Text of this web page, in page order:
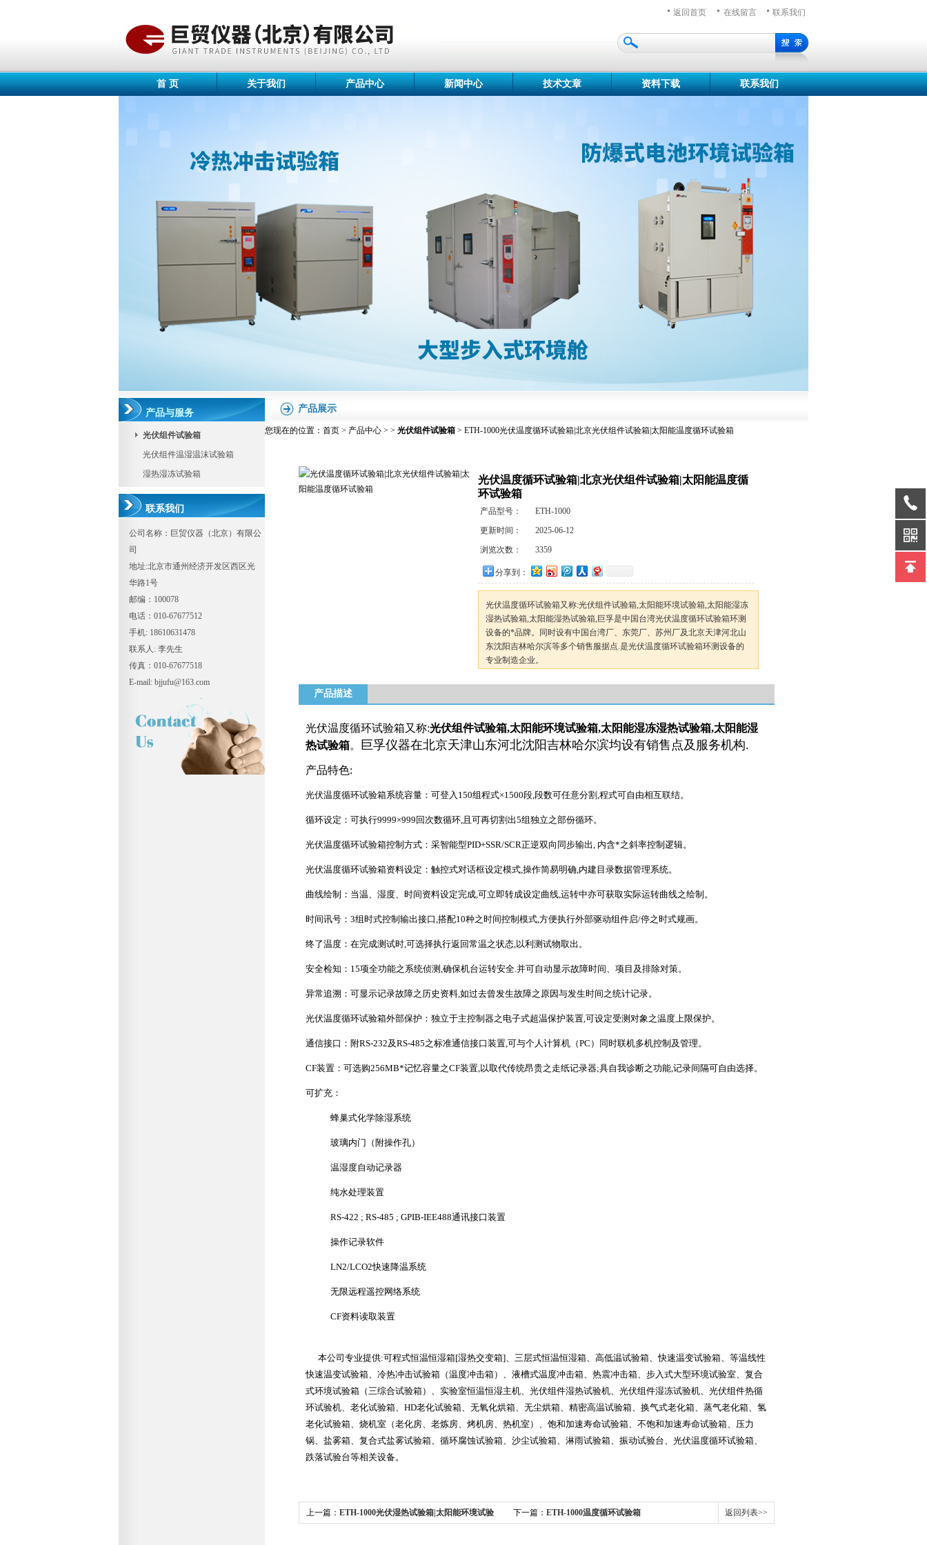
返回首页 在线留言 联系我们
首 页 关于我们 产品中心 新闻中心 技术文章 资料下载 联系我们
产品与服务
光伏组件试验箱
光伏组件温湿温沫试验箱
湿热湿冻试验箱
联系我们
公司名称：巨贸仪器（北京）有限公
司
地址:北京市通州经济开发区西区光
华路1号
邮编：100078
电话：010-67677512
手机: 18610631478
联系人: 李先生
传真：010-67677518
E-mail: bjjufu@163.com
产品展示
您现在的位置： 首页 > 产品中心 > > 光伏组件试验箱 > ETH-1000光伏温度循环试验箱|北京光伏组件试验箱|太阳能温度循环试验箱
光伏温度循环试验箱|北京光伏组件试验箱|太阳能温度循
环试验箱
产品型号：
ETH-1000
更新时间：
2025-06-12
浏览次数：
3359
分享到：
光伏温度循环试验箱又称:光伏组件试验箱,太阳能环境试验箱,太阳能湿冻
湿热试验箱,太阳能湿热试验箱,巨孚是中国台湾光伏温度循环试验箱环测
设备的*品牌。同时设有中国台湾厂、东莞厂、苏州厂及北京天津河北山
东沈阳吉林哈尔滨等多个销售服据点.是光伏温度循环试验箱环测设备的
专业制造企业。
产品描述
光伏温度循环试验箱又称:光伏组件试验箱,太阳能环境试验箱,太阳能湿冻湿热试验箱,太阳能湿
热试验箱。 巨孚仪器在北京天津山东河北沈阳吉林哈尔滨均设有销售点及服务机构.
产品特色:
光伏温度循环试验箱系统容量：可登入150组程式×1500段,段数可任意分割,程式可自由相互联结。
循环设定：可执行9999×999回次数循环,且可再切割出5组独立之部份循环。
光伏温度循环试验箱控制方式：采智能型PID+SSR/SCR正逆双向同步输出, 内含*之斜率控制逻辑。
光伏温度循环试验箱资料设定：触控式对话框设定模式,操作简易明确,内建目录数据管理系统。
曲线绘制：当温、湿度、时间资料设定完成,可立即转成设定曲线,运转中亦可获取实际运转曲线之绘制。
时间讯号：3组时式控制输出接口,搭配10种之时间控制模式,方便执行外部驱动组件启/停之时式规画。
终了温度：在完成测试时,可选择执行返回常温之状态,以利测试物取出。
安全检知：15项全功能之系统侦测,确保机台运转安全.并可自动显示故障时间、项目及排除对策。
异常追溯：可显示记录故障之历史资料,如过去曾发生故障之原因与发生时间之统计记录。
光伏温度循环试验箱外部保护：独立于主控制器之电子式超温保护装置,可设定受测对象之温度上限保护。
通信接口：附RS-232及RS-485之标准通信接口装置,可与个人计算机（PC）同时联机多机控制及管理。
CF装置：可选购256MB*记忆容量之CF装置,以取代传统昂贵之走纸记录器;具自我诊断之功能,记录间隔可自由选择。
可扩充：
蜂巢式化学除湿系统
玻璃内门（附操作孔）
温湿度自动记录器
纯水处理装置
RS-422 ; RS-485 ; GPIB-IEE488通讯接口装置
操作记录软件
LN2/LCO2快速降温系统
无限远程遥控网络系统
CF资料读取装置
本公司专业提供:可程式恒温恒湿箱[湿热交变箱]、三层式恒温恒湿箱、高低温试验箱、快速温变试验箱、等温线性
快速温变试验箱、冷热冲击试验箱（温度冲击箱）、液槽式温度冲击箱、热震冲击箱、步入式大型环境试验室、复合
式环境试验箱（三综合试验箱）、实验室恒温恒湿主机、光伏组件湿热试验机、光伏组件湿冻试验机、光伏组件热循
环试验机、老化试验箱、 HD老化试验箱、无氧化烘箱、无尘烘箱、精密高温试验箱、换气式老化箱、蒸气老化箱、氢
老化试验箱、烧机室（老化房、老炼房、烤机房、热机室）、饱和加速寿命试验箱、不饱和加速寿命试验箱、压力
锅、盐雾箱、复合式盐雾试验箱、循环腐蚀试验箱、沙尘试验箱、淋雨试验箱、振动试验台、光伏温度循环试验箱、
跌落试验台等相关设备。
上一篇： ETH-1000光伏湿热试验箱|太阳能环境试验 下一篇： ETH-1000温度循环试验箱 返回列表>>